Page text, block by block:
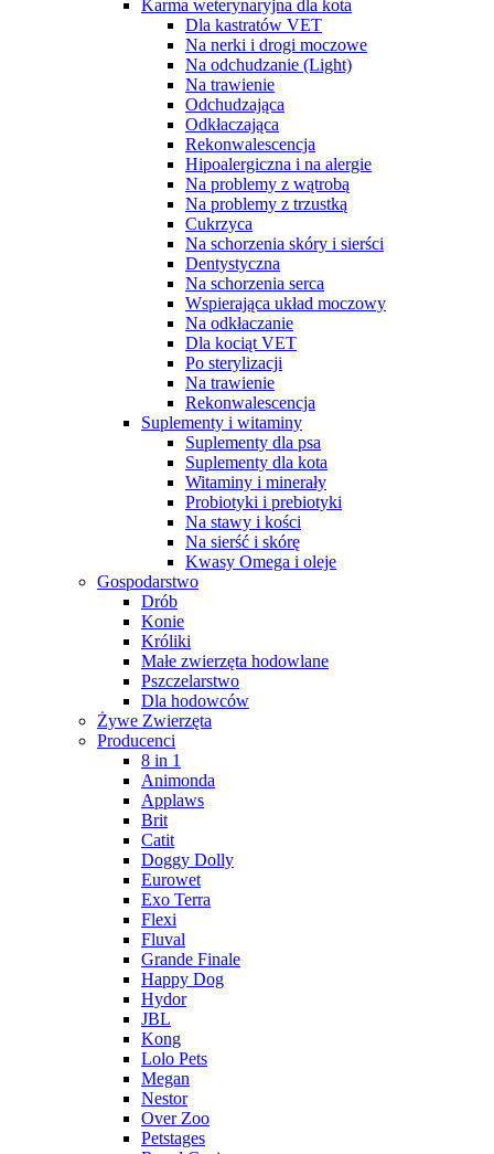
Karma weterynaryjna dla kota
Dla kastratów VET
Na nerki i drogi moczowe
Na odchudzanie (Light)
Na trawienie
Odchudzająca
Odkłaczająca
Rekonwalescencja
Hipoalergiczna i na alergie
Na problemy z wątrobą
Na problemy z trzustką
Cukrzyca
Na schorzenia skóry i sierści
Dentystyczna
Na schorzenia serca
Wspierająca układ moczowy
Na odkłaczanie
Dla kociąt VET
Po sterylizacji
Na trawienie
Rekonwalescencja
Suplementy i witaminy
Suplementy dla psa
Suplementy dla kota
Witaminy i minerały
Probiotyki i prebiotyki
Na stawy i kości
Na sierść i skórę
Kwasy Omega i oleje
Gospodarstwo
Drób
Konie
Króliki
Małe zwierzęta hodowlane
Pszczelarstwo
Dla hodowców
Żywe Zwierzęta
Producenci
8 in 1
Animonda
Applaws
Brit
Catit
Doggy Dolly
Eurowet
Exo Terra
Flexi
Fluval
Grande Finale
Happy Dog
Hydor
JBL
Kong
Lolo Pets
Megan
Nestor
Over Zoo
Petstages